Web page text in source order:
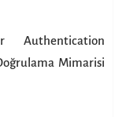
Authentication
Mimarisi